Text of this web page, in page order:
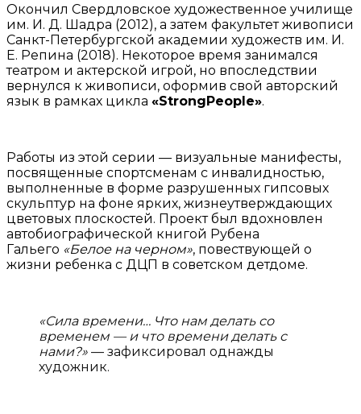
Окончил Свердловское художественное училище
им. И. Д. Шадра (2012), а затем факультет живописи
Санкт-Петербургской академии художеств им. И.
Е. Репина (2018). Некоторое время занимался
театром и актерской игрой, но впоследствии
вернулся к живописи, оформив свой авторский
язык в рамках цикла «StrongPeople».
Работы из этой серии — визуальные манифесты,
посвященные спортсменам с инвалидностью,
выполненные в форме разрушенных гипсовых
скульптур на фоне ярких, жизнеутверждающих
цветовых плоскостей. Проект был вдохновлен
автобиографической книгой Рубена
Гальего «Белое на черном», повествующей о
жизни ребенка с ДЦП в советском детдоме.
«Сила времени… Что нам делать со
временем — и что времени делать с
нами?» — зафиксировал однажды
художник.